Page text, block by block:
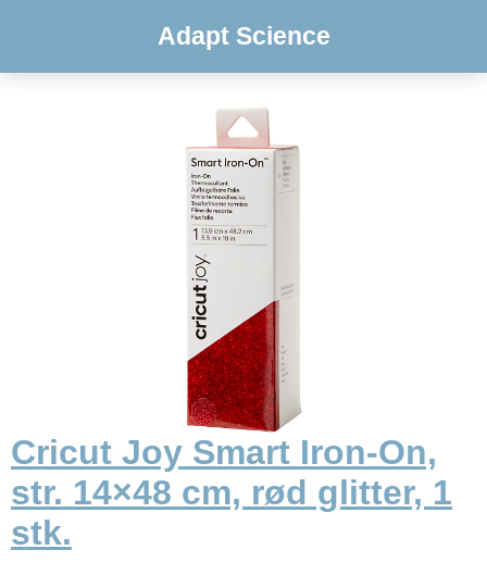
Adapt Science
Cricut Joy Smart Iron-On,
str. 14×48 cm, rød glitter, 1
stk.